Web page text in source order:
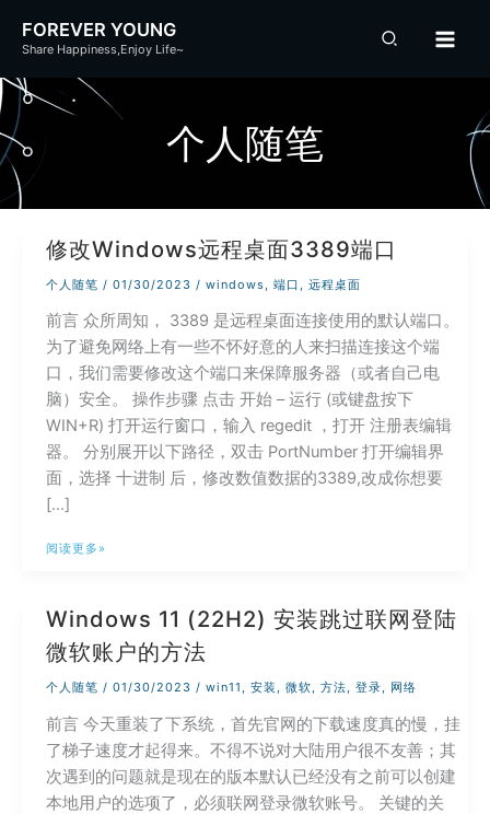
容
FOREVER YOUNG
Share Happiness,Enjoy Life~
个人随笔
修改Windows远程桌面3389端口
个人随笔 / 01/30/2023 / windows, 端口 , 远程桌面
前言 众所周知， 3389 是远程桌面连接使用的默认端口。
为了避免网络上有一些不怀好意的人来扫描连接这个端
口，我们需要修改这个端口来保障服务器（或者自己电
脑）安全。 操作步骤 点击 开始 – 运行 (或键盘按下
WIN+R) 打开运行窗口，输入 regedit ，打开 注册表编辑
器。 分别展开以下路径，双击 PortNumber 打开编辑界
面，选择 十进制 后，修改数值数据的3389,改成你想要
[…]
修
远
程
桌
3389
端
口
阅读更多»
Windows 11 (22H2) 安装跳过联网登陆
微软账户的方法
个人随笔 / 01/30/2023 / win11 , 安装 , 微软, 方法, 登录, 网络
前言 今天重装了下系统，首先官网的下载速度真的慢，挂
了梯子速度才起得来。不得不说对大陆用户很不友善；其
次遇到的问题就是现在的版本默认已经没有之前可以创建
本地用户的选项了，必须联网登录微软账号。 关键的关